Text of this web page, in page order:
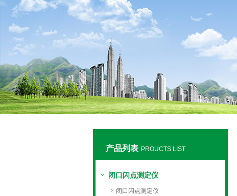
产品列表 PROUCTS LIST
闭口闪点测定仪
闭口闪点测定仪